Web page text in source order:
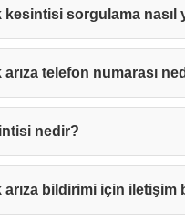
sorgulama nasıl
telefon numarası
nedir?
bildirimi için